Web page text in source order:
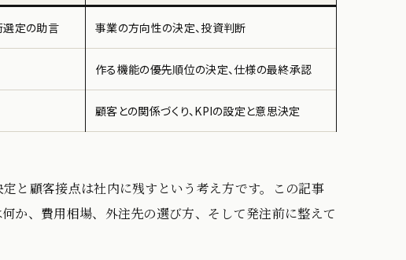
選定の助言 事業の方向性の決定、投資判断
作る機能の優先順位の決定、仕様の最終承認
顧客との関係づくり、KPIの設定と意思決定
と顧客接点は社内に残すという考え方です。この記事
か、費用相場、外注先の選び方、そして発注前に整えて